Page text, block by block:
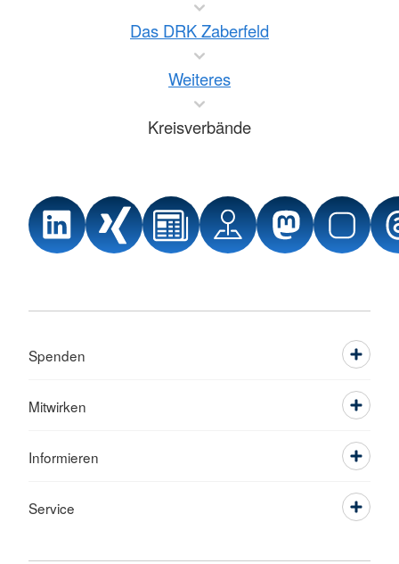
Das DRK Zaberfeld
Weiteres
Kreisverbände
Spenden
Mitwirken
Informieren
Service